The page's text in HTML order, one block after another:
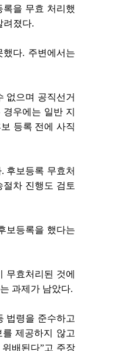
을 무효 처리했
려졌다.
다. 주변에서는
없으며 공직선거
우에는 일반 지
등록 전에 사직
후보등록 무효처
차 진행도 검토
보등록을 했다는
무효처리된 것에
과제가 남았다.
법령을 준수하고
제공하지 않고
배된다”고 주장